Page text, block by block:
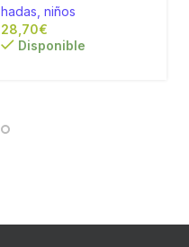
hadas, niños
€
Disponible